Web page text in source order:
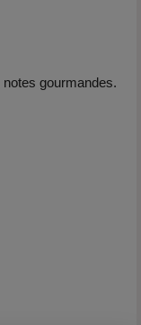
gourmandes.